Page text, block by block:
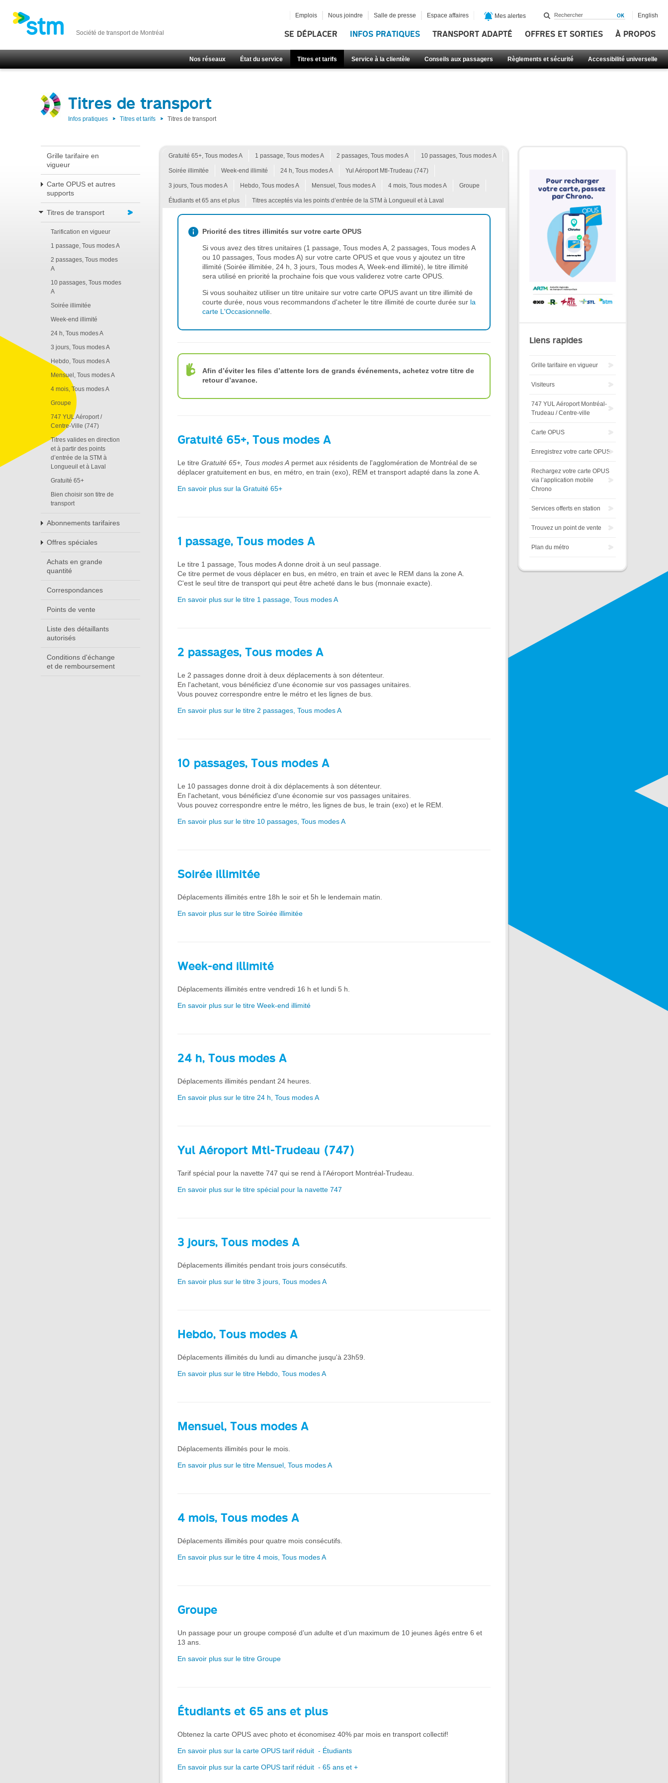
Société de transport de Montréal SE DÉPLACER INFOS PRATIQUES TRANSPORT ADAPTÉ OFFRES ET SORTIES À PROPOS
Nos réseaux État du service Titres et tarifs Service à la clientèle Conseils aux passagers Règlements et sécurité Accessibilité universelle
Emplois Nous joindre Salle de presse Espace affaires Mes alertes English
Titres de transport
Infos pratiques Titres et tarifs Titres de transport
Grille tarifaire en
vigueur
Carte OPUS et autres
supports
Titres de transport
Tarification en vigueur
1 passage, Tous modes A
2 passages, Tous modes
A
10 passages, Tous modes
A
Soirée illimitée
Week-end illimité
24 h, Tous modes A
3 jours, Tous modes A
Hebdo, Tous modes A
Mensuel, Tous modes A
4 mois, Tous modes A
Groupe
747 YUL Aéroport /
Centre-Ville (747)
Titres valides en direction
et à partir des points
d’entrée de la STM à
Longueuil et à Laval
Gratuité 65+
Bien choisir son titre de
transport
Abonnements tarifaires
Offres spéciales
Achats en grande
quantité
Correspondances
Points de vente
Liste des détaillants
autorisés
Conditions d'échange
et de remboursement
Gratuité 65+, Tous modes A 1 passage, Tous modes A 2 passages, Tous modes A 10 passages, Tous modes A
Soirée illimitée Week-end illimité 24 h, Tous modes A Yul Aéroport Mtl-Trudeau (747)
3 jours, Tous modes A Hebdo, Tous modes A Mensuel, Tous modes A 4 mois, Tous modes A Groupe
Étudiants et 65 ans et plus Titres acceptés via les points d’entrée de la STM à Longueuil et à Laval
Priorité des titres illimités sur votre carte OPUS
Si vous avez des titres unitaires (1 passage, Tous modes A, 2 passages, Tous modes A
ou 10 passages, Tous modes A) sur votre carte OPUS et que vous y ajoutez un titre
illimité (Soirée illimitée, 24 h, 3 jours, Tous modes A, Week-end illimité), le titre illimité
sera utilisé en priorité la prochaine fois que vous validerez votre carte OPUS.
Si vous souhaitez utiliser un titre unitaire sur votre carte OPUS avant un titre illimité de
courte durée, nous vous recommandons d'acheter le titre illimité de courte durée sur la
carte L'Occasionnelle
Afin d’éviter les files d’attente lors de grands événements, achetez votre titre de
retour d’avance.
Gratuité 65+, Tous modes A
Le titre Gratuité 65+, Tous modes A permet aux résidents de l'agglomération de Montréal de se
déplacer gratuitement en bus, en métro, en train (exo), REM et transport adapté dans la zone A.
En savoir plus sur la Gratuité 65+
1 passage, Tous modes A
Le titre 1 passage, Tous modes A donne droit à un seul passage.
Ce titre permet de vous déplacer en bus, en métro, en train et avec le REM dans la zone A.
C'est le seul titre de transport qui peut être acheté dans le bus (monnaie exacte).
En savoir plus sur le titre 1 passage, Tous modes A
2 passages, Tous modes A
Le 2 passages donne droit à deux déplacements à son détenteur.
En l'achetant, vous bénéficiez d'une économie sur vos passages unitaires.
Vous pouvez correspondre entre le métro et les lignes de bus.
En savoir plus sur le titre 2 passages, Tous modes A
10 passages, Tous modes A
Le 10 passages donne droit à dix déplacements à son détenteur.
En l'achetant, vous bénéficiez d'une économie sur vos passages unitaires.
Vous pouvez correspondre entre le métro, les lignes de bus, le train (exo) et le REM.
En savoir plus sur le titre 10 passages, Tous modes A
Soirée illimitée
Déplacements illimités entre 18h le soir et 5h le lendemain matin.
En savoir plus sur le titre Soirée illimitée
Week-end illimité
Déplacements illimités entre vendredi 16 h et lundi 5 h.
En savoir plus sur le titre Week-end illimité
24 h, Tous modes A
Déplacements illimités pendant 24 heures.
En savoir plus sur le titre 24 h, Tous modes A
Yul Aéroport Mtl-Trudeau (747)
Tarif spécial pour la navette 747 qui se rend à l'Aéroport Montréal-Trudeau.
En savoir plus sur le titre spécial pour la navette 747
3 jours, Tous modes A
Déplacements illimités pendant trois jours consécutifs.
En savoir plus sur le titre 3 jours, Tous modes A
Hebdo, Tous modes A
Déplacements illimités du lundi au dimanche jusqu'à 23h59.
En savoir plus sur le titre Hebdo, Tous modes A
Mensuel, Tous modes A
Déplacements illimités pour le mois.
En savoir plus sur le titre Mensuel, Tous modes A
4 mois, Tous modes A
Déplacements illimités pour quatre mois consécutifs.
En savoir plus sur le titre 4 mois, Tous modes A
Groupe
Un passage pour un groupe composé d’un adulte et d’un maximum de 10 jeunes âgés entre 6 et
13 ans.
En savoir plus sur le titre Groupe
Étudiants et 65 ans et plus
Obtenez la carte OPUS avec photo et économisez 40% par mois en transport collectif!
En savoir plus sur la carte OPUS tarif réduit - Étudiants
En savoir plus sur la carte OPUS tarif réduit - 65 ans et +
Liens rapides
Grille tarifaire en vigueur
Visiteurs
747 YUL Aéroport Montréal-
Trudeau / Centre-ville
Carte OPUS
Enregistrez votre carte OPUS
Rechargez votre carte OPUS
via l’application mobile
Chrono
Services offerts en station
Trouvez un point de vente
Plan du métro